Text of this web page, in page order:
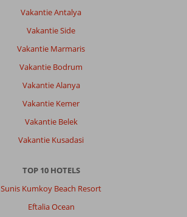
Vakantie Antalya
Vakantie Side
Vakantie Marmaris
Vakantie Bodrum
Vakantie Alanya
Vakantie Kemer
Vakantie Belek
Vakantie Kusadasi
TOP 10 HOTELS
Sunis Kumkoy Beach Resort
Eftalia Ocean